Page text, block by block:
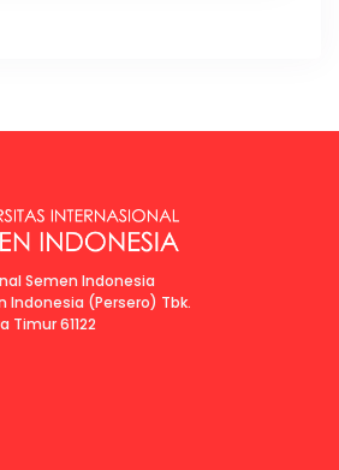
Semen Indonesia
Indonesia (Persero) Tbk.
Timur 61122